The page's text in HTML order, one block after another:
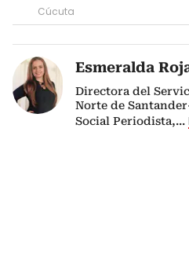
Cúcuta
Esmeralda
Directora del
Norte de
Social Periodista,...